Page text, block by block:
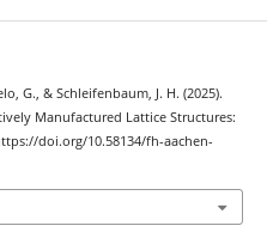
G., & Schleifenbaum, J. H. (2025).
Manufactured Lattice Structures:
doi.org/10.58134/fh-aachen-